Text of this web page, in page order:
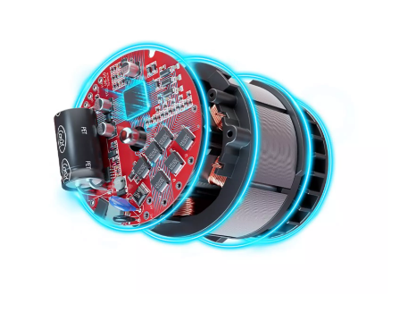
Wir benötigen deine Zustimmung, um
Google Maps laden zu können!
This content is not permitted to load due
to trackers that are not disclosed to the
visitor. The website owner needs to setup
the site with their CMP to add this content